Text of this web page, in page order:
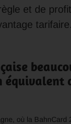
et de
tarifaire.
équivalent
où la BahnCard